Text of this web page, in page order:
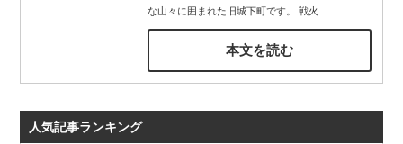
な山々に囲まれた旧城下町です。 戦火
本文を読む
人気記事ランキング